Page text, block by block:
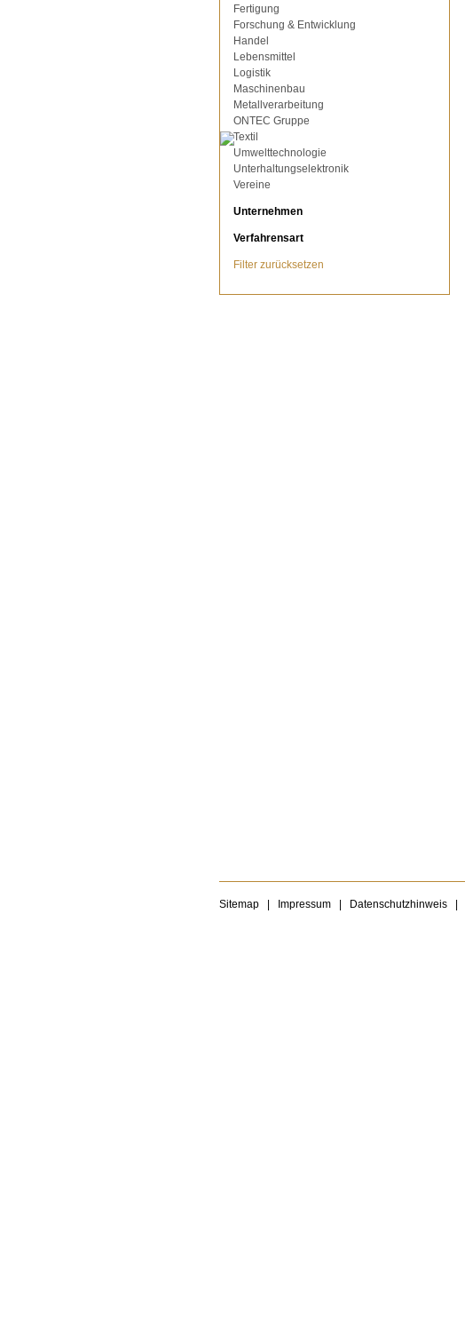
Fertigung
Forschung & Entwicklung
Handel
Lebensmittel
Logistik
Maschinenbau
Metallverarbeitung
ONTEC Gruppe
Textil
Umwelttechnologie
Unterhaltungselektronik
Vereine
Unternehmen
Verfahrensart
Filter zurücksetzen
Sitemap | Impressum | Datenschutzhinweis |